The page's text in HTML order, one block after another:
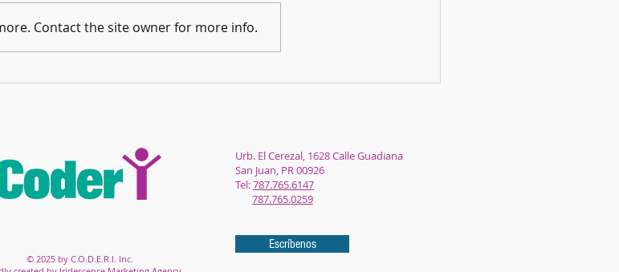
¡Llegó la Navidad!
Contact the site owner for more info.
© 2025 by C.O.D.E.R.I. Inc.
Urb. El Cerezal, 1628 Calle Guadiana
San Juan, PR 00926
Tel:787.765.6147
787.765.0259
Escríbenos